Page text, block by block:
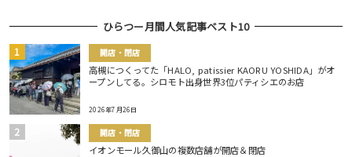
ひらつー月間人気記事ベスト10
開店・閉店
高槻につくってた「HALO, patissier KAORU YOSHIDA」がオ
ープンしてる。シロモト出身世界3位パティシエのお店
2026年7月26日
開店・閉店
イオンモール久御山の複数店舗が開店＆閉店